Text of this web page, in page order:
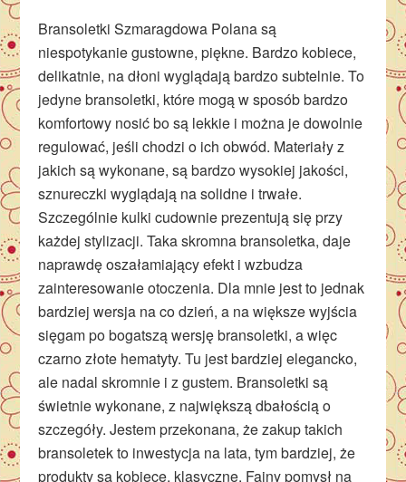
Bransoletki Szmaragdowa Polana są
niespotykanie gustowne, piękne. Bardzo kobiece,
delikatnie, na dłoni wyglądają bardzo subtelnie. To
jedyne bransoletki, które mogą w sposób bardzo
komfortowy nosić bo są lekkie i można je dowolnie
regulować, jeśli chodzi o ich obwód. Materiały z
jakich są wykonane, są bardzo wysokiej jakości,
sznureczki wyglądają na solidne i trwałe.
Szczególnie kulki cudownie prezentują się przy
każdej stylizacji. Taka skromna bransoletka, daje
naprawdę oszałamiający efekt i wzbudza
zainteresowanie otoczenia. Dla mnie jest to jednak
bardziej wersja na co dzień, a na większe wyjścia
sięgam po bogatszą wersję bransoletki, a więc
czarno złote hematyty. Tu jest bardziej elegancko,
ale nadal skromnie i z gustem. Bransoletki są
świetnie wykonane, z największą dbałością o
szczegóły. Jestem przekonana, że zakup takich
bransoletek to inwestycja na lata, tym bardziej, że
produkty są kobiece, klasyczne. Fajny pomysł na